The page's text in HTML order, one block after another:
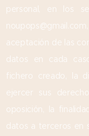
personal, en los
aceptación de las
datos en cada
fichero creado, la
ejercer sus
oposición, la
datos a terceros en